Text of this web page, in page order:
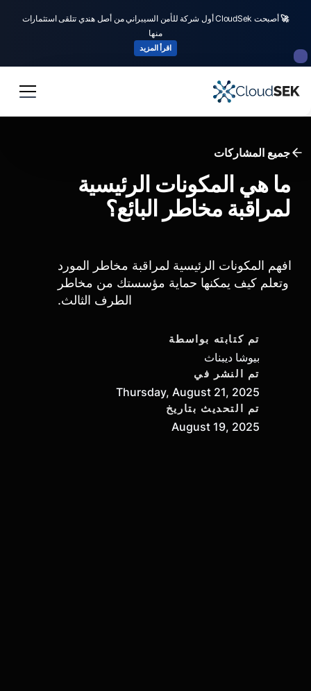
🚀
أصبحت CloudSek أول شركة للأمن السيبراني من أصل هندي تتلقى استثمارات
منها
اقرأ المزيد
جميع المشاركات
ما هي المكونات الرئيسية
لمراقبة مخاطر البائع؟
افهم المكونات الرئيسية لمراقبة مخاطر المورد
وتعلم كيف يمكنها حماية مؤسستك من مخاطر
الطرف الثالث.
تم كتابته بواسطة
بيوشا ديبناث
تم النشر في
Thursday, August 21, 2025
تم التحديث بتاريخ
August 19, 2025